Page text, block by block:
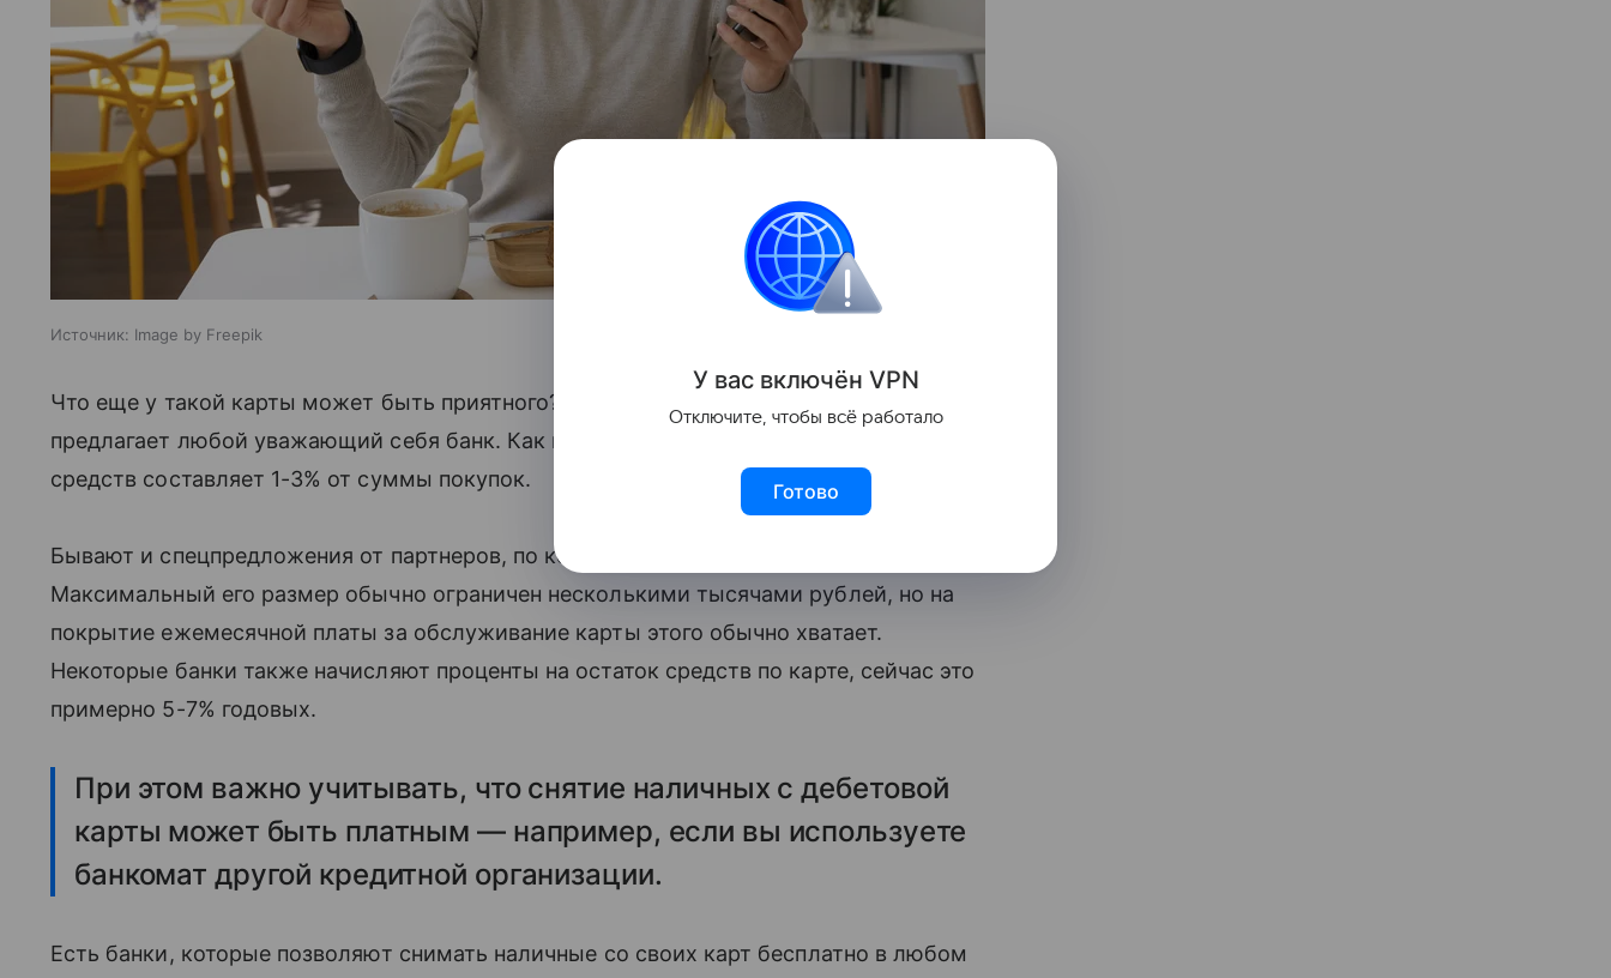
Источник: Image by Freepik
Что еще у такой карты может быть приятного? Конечно же, кэшбэк, который сегодня
предлагает любой уважающий себя банк. Как правило, возврат потраченных по карте
средств составляет 1-3% от суммы покупок.
Бывают и спецпредложения от партнеров, по которым кэшбэк больше.
Максимальный его размер обычно ограничен несколькими тысячами рублей, но на
покрытие ежемесячной платы за обслуживание карты этого обычно хватает.
Некоторые банки также начисляют проценты на остаток средств по карте, сейчас это
примерно 5-7% годовых.
При этом важно учитывать, что снятие наличных с дебетовой
карты может быть платным — например, если вы используете
банкомат другой кредитной организации.
Есть банки, которые позволяют снимать наличные со своих карт бесплатно в любом
У вас включён VPN
Отключите, чтобы всё работало
Готово